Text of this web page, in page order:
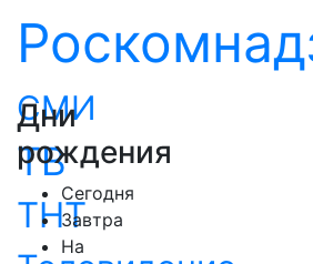
СМИ
ТВ
ТНТ
Дни
рождения
Сегодня
Завтра
На